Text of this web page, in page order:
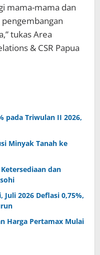
mama-mama dan
tukas Area
& CSR Papua
pada Triwulan II 2026,
Minyak Tanah ke
dan
2026 Deflasi 0,75%,
Harga Pertamax Mulai